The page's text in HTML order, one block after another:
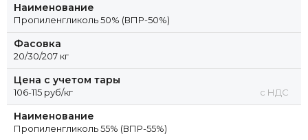
Наименование
Пропиленгликоль 50% (ВПР-50%)
Фасовка
20/30/207 кг
Цена с учетом тары
106-115 руб/кг с НДС
Наименование
Пропиленгликоль 55% (ВПР-55%)